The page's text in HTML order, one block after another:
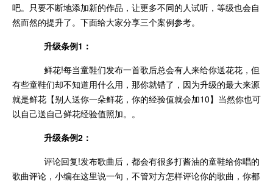
吧。只要不断地添加新的作品，让更多不同的人试听，等级也会自
然而然的提升了。下面给大家分享三个案例参考。
升级条例1：
鲜花!每当童鞋们发布一首歌后总会有人来给你送花花，但
有些童鞋们却不知道用什么用，那你就错了，因为升级的最大来源
就是鲜花【别人送你一朵鲜花，你的经验值就会加10】当然你也可
以自己送自己鲜花经验值照加。。
升级条例2：
评论回复!发布歌曲后，都会有很多打酱油的童鞋给你唱的
歌曲评论，小编在这里说一句，不管对方怎样评论你的歌曲，你都